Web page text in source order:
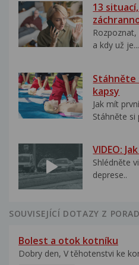
13
a kdy už je...
Stáhněte
kapsy
Jak mít
Stáhněte si
VIDEO:
Shlédněte
deprese..
SOUVISEJÍCÍ DOTAZY Z
Bolest a otok kotníku
Dobry den, V těhotenstvi ke